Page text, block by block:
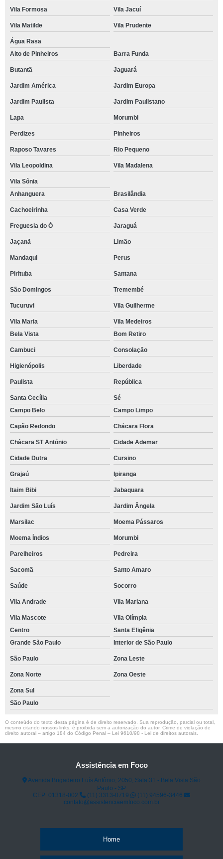
Vila Formosa Vila Jacuí
Vila Matilde Vila Prudente
Água Rasa
Alto de Pinheiros
Barra Funda
Butantã Jaguará
Jardim América Jardim Europa
Jardim Paulista Jardim Paulistano
Lapa Morumbi
Perdizes Pinheiros
Raposo Tavares Rio Pequeno
Vila Leopoldina Vila Madalena
Vila Sônia
Anhanguera
Brasilândia
Cachoeirinha Casa Verde
Freguesia do Ó Jaraguá
Jaçanã Limão
Mandaqui Perus
Pirituba Santana
São Domingos Tremembé
Tucuruvi Vila Guilherme
Vila Maria
Vila Medeiros
Bela Vista
Bom Retiro
Cambuci Consolação
Higienópolis Liberdade
Paulista República
Santa Cecília
Sé
Campo Belo
Campo Limpo
Capão Redondo Chácara Flora
Chácara ST Antônio Cidade Ademar
Cidade Dutra Cursino
Grajaú Ipiranga
Itaim Bibi Jabaquara
Jardim São Luís Jardim Ângela
Marsilac Moema Pássaros
Moema Índios Morumbi
Parelheiros Pedreira
Sacomã Santo Amaro
Saúde Socorro
Vila Andrade Vila Mariana
Vila Mascote
Vila Olímpia
Centro
Santa Efigênia
Grande São Paulo
Interior de São Paulo
São Paulo Zona Leste
Zona Norte Zona Oeste
Zona Sul
São Paulo
O conteúdo do texto desta página é de direito reservado. Sua reprodução, parcial ou total,
mesmo citando nossos links, é proibida sem a autorização do autor. Crime de violação de
direito autoral – artigo 184 do Código Penal – Lei 9610/98 - Lei de direitos autorais
Assistência em Foco
Avenida Brigadeiro Luís Antônio, 2050, Sala 31 - Bela Vista São
Paulo - SP
CEP: 01318-002
(11) 3313-0719
(11) 94596-3446
contato@assistenciaemfoco.com.br
Home